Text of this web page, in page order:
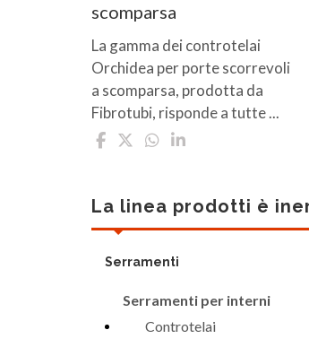
scomparsa
La gamma dei controtelai
Orchidea per porte scorrevoli
a scomparsa, prodotta da
Fibrotubi, risponde a tutte ...
La linea prodotti è
Serramenti
Serramenti per interni
Controtelai